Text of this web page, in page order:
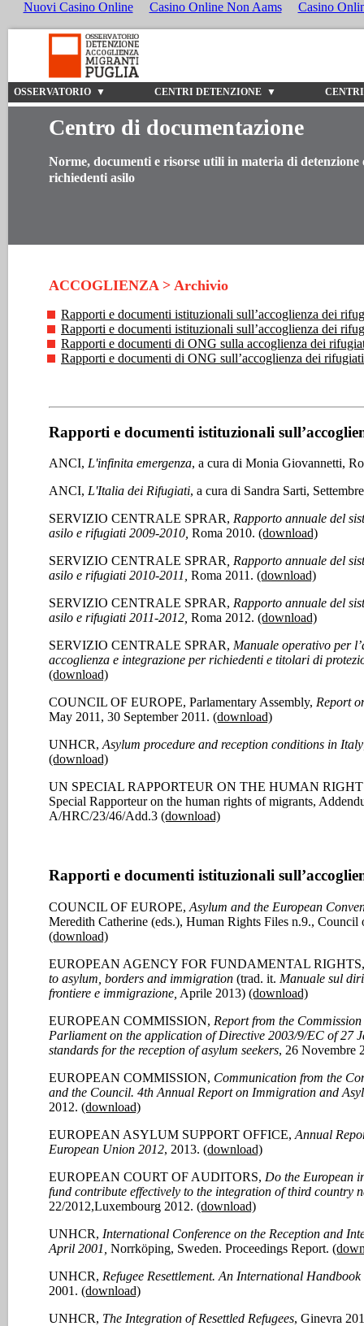
Nuovi Casino Online Casino Online Non Aams Casino
OSSERVATORIO ▼ CENTRI DETENZIONE ▼
Centro di documentazione
Norme, documenti e risorse utili in materia di detenzione
richiedenti asilo
ACCOGLIENZA > Archivio
Rapporti e documenti istituzionali sull’accoglienza dei
Rapporti e documenti istituzionali sull’accoglienza dei
Rapporti e documenti di ONG sulla accoglienza dei
Rapporti e documenti di ONG sull’accoglienza dei
Rapporti e documenti istituzionali
ANCI, L'infinita emergenza, a cura di Monia Giovannetti,
ANCI, L'Italia dei Rifugiati, a cura di Sandra Sarti,
SERVIZIO CENTRALE SPRAR, Rapporto annuale del
asilo e rifugiati 2009-2010, Roma 2010. (download)
SERVIZIO CENTRALE SPRAR, Rapporto annuale del
asilo e rifugiati 2010-2011, Roma 2011. (download)
SERVIZIO CENTRALE SPRAR, Rapporto annuale del
asilo e rifugiati 2011-2012, Roma 2012. (download)
SERVIZIO CENTRALE SPRAR, Manuale operativo per
accoglienza e integrazione per richiedenti e titolari di
(download)
COUNCIL OF EUROPE, Parlamentary Assembly, Report
May 2011, 30 September 2011. (download)
UNHCR,Asylum procedure and reception conditions in Italy
(download)
UN SPECIAL RAPPORTEUR ON THE HUMAN
Special Rapporteur on the human rights of migrants,
A/HRC/23/46/Add.3 (download)
Rapporti e documenti istituzionali
COUNCIL OF EUROPE, Asylum and the European
Meredith Catherine (eds.), Human Rights Files n.9., Council
(download)
EUROPEAN AGENCY FOR FUNDAMENTAL
to asylum, borders and immigration (trad. it. Manuale sul
frontiere e immigrazione, Aprile 2013) (download)
EUROPEAN COMMISSION, Report from the
Parliament on the application of Directive 2003/9/EC of 27
standards for the reception of asylum seekers, 26 Novembre
EUROPEAN COMMISSION, Communication from the
and the Council. 4th Annual Report on Immigration and
2012. (download)
EUROPEAN ASYLUM SUPPORT OFFICE, Annual
European Union 2012, 2013. (download)
EUROPEAN COURT OF AUDITORS, Do the European
fund contribute effectively to the integration of third country
22/2012,Luxembourg 2012. (download)
UNHCR, International Conference on the Reception and
April 2001, Norrköping, Sweden. Proceedings Report.
UNHCR, Refugee Resettlement. An International
2001. (download)
UNHCR, The Integration of Resettled Refugees, Ginevra